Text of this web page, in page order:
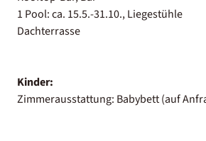
1 Pool: ca. 15.5.-31.10., Liegestühle
Dachterrasse
Kinder:
Zimmerausstattung: Babybett (auf